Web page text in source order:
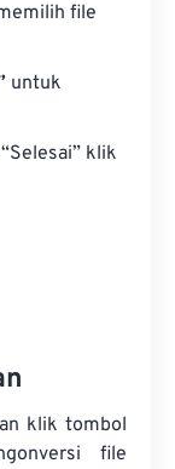
file
untuk
klik
klik tombol
file